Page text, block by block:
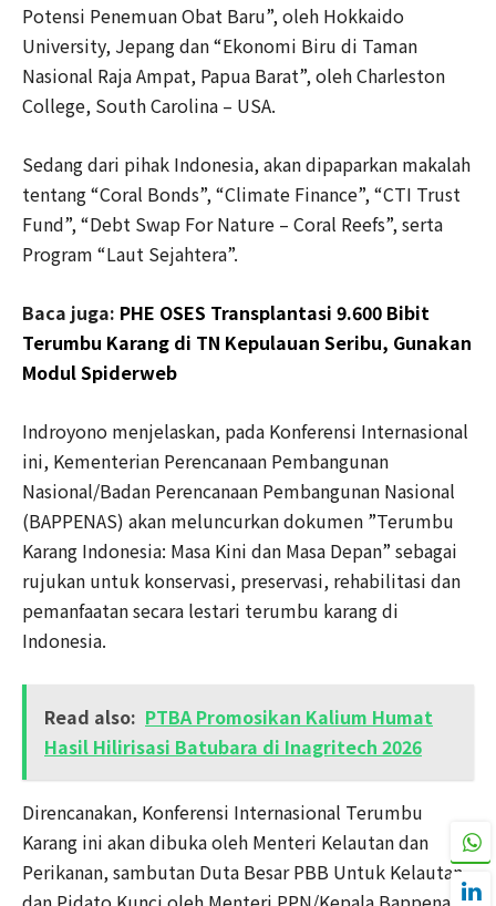
Potensi Penemuan Obat Baru”, oleh Hokkaido
University, Jepang dan “Ekonomi Biru di Taman
Nasional Raja Ampat, Papua Barat”, oleh Charleston
College, South Carolina – USA.
Sedang dari pihak Indonesia, akan dipaparkan makalah
tentang “Coral Bonds”, “Climate Finance”, “CTI Trust
Fund”, “Debt Swap For Nature – Coral Reefs”, serta
Program “Laut Sejahtera”.
Baca juga: PHE OSES Transplantasi 9.600 Bibit
Terumbu Karang di TN Kepulauan Seribu, Gunakan
Modul Spiderweb
Indroyono menjelaskan, pada Konferensi Internasional
ini, Kementerian Perencanaan Pembangunan
Nasional/Badan Perencanaan Pembangunan Nasional
(BAPPENAS) akan meluncurkan dokumen ”Terumbu
Karang Indonesia: Masa Kini dan Masa Depan” sebagai
rujukan untuk konservasi, preservasi, rehabilitasi dan
pemanfaatan secara lestari terumbu karang di
Indonesia.
Read also: PTBA Promosikan Kalium Humat
Hasil Hilirisasi Batubara di Inagritech 2026
Direncanakan, Konferensi Internasional Terumbu
Karang ini akan dibuka oleh Menteri Kelautan dan
Perikanan, sambutan Duta Besar PBB Untuk Kelautan